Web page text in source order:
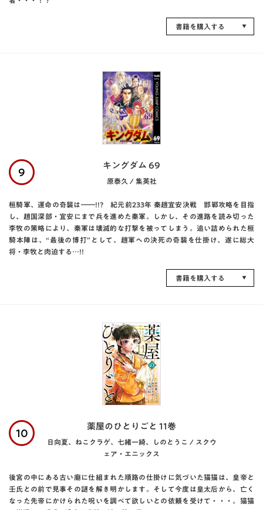
書籍を購入する
9
キングダム 69
原泰久 / 集英社
桓騎軍、運命の奇襲は――!!? 紀元前233年 秦趙宜安決戦 邯鄲攻略を目指
し、趙国深部・宜安にまで兵を進めた秦軍。しかし、その進路を読み切った
李牧の策略により、秦軍は壊滅的な打撃を被ってしまう。追い詰められた桓
騎本陣は、“最後の博打”として、趙軍への決死の奇襲を仕掛け、遂に総大
将・李牧と肉迫する…!!
書籍を購入する
10
薬屋のひとりごと 11巻
日向夏、ねこクラゲ、七緒一綺、しのとうこ / スクウ
ェア・エニックス
後宮の中にある古い廟に仕組まれた順路の仕掛けに気づいた猫猫は、皇帝と
壬氏との前で見事その謎を解き明かします。そして今度は皇太后から、亡く
なった先帝にかけられた呪いを調べて欲しいとの依頼を受けて・・・。猫猫